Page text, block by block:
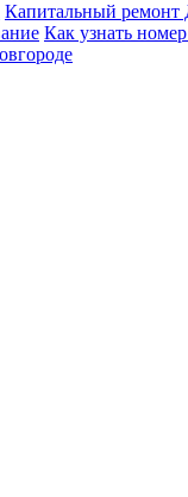
Капитальный
Как узнать